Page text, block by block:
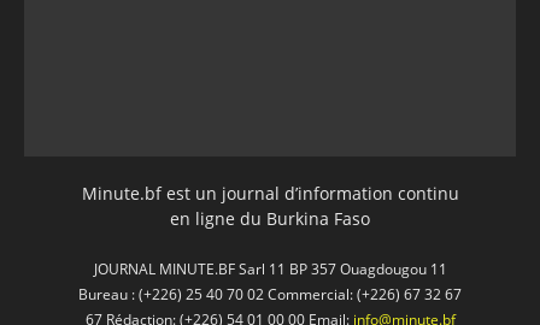
Minute.bf est un journal d’information continu
en ligne du Burkina Faso
JOURNAL MINUTE.BF Sarl 11 BP 357 Ouagdougou 11
Bureau : (+226) 25 40 70 02 Commercial: (+226) 67 32 67
67 Rédaction: (+226) 54 01 00 00 Email: info@minute.bf